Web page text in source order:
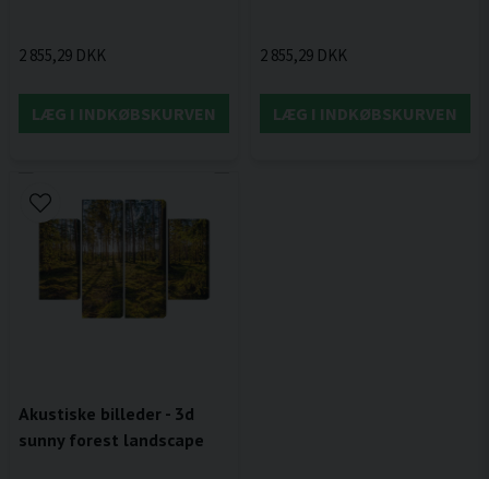
2 855,29 DKK
LÆG I INDKØBSKURVEN
2 855,29 DKK
LÆG I INDKØBSKURVEN
Akustiske billeder - 3d
sunny forest landscape